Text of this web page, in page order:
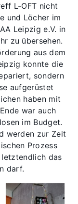
L-OFT nicht
und Löcher im
Leipzig e.V. in
zu übersehen.
aus dem
konnte die
sondern
aufgerüstet
haben mit
war auch
im Budget.
werden zur Zeit
Prozess
das
darf.